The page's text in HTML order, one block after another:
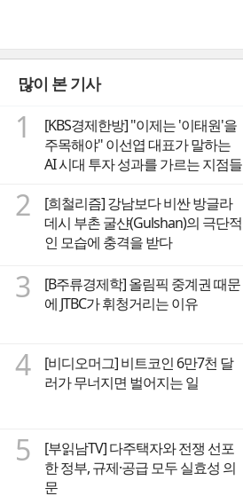
많이 본 기사
1
[KBS경제한방] "이제는 '이태원'을
주목해야" 이선엽 대표가 말하는
AI 시대 투자 성과를 가르는 지점들
2
[희철리즘] 강남보다 비싼 방글라
데시 부촌 굴샨(Gulshan)의 극단적
인 모습에 충격을 받다
3
[B주류경제학] 올림픽 중계권 때문
에 JTBC가 휘청거리는 이유
4
[비디오머그] 비트코인 6만7천 달
러가 무너지면 벌어지는 일
5
[부읽남TV] 다주택자와 전쟁 선포
한 정부, 규제·공급 모두 실효성 의
문